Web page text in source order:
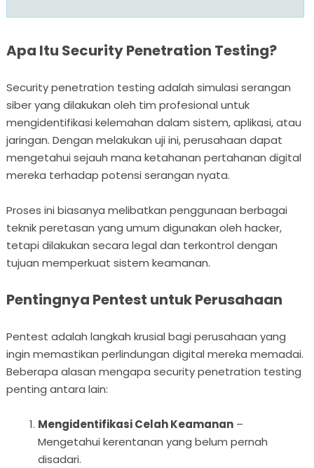
Apa Itu Security Penetration Testing?
Security penetration testing adalah simulasi serangan
siber yang dilakukan oleh tim profesional untuk
mengidentifikasi kelemahan dalam sistem, aplikasi, atau
jaringan. Dengan melakukan uji ini, perusahaan dapat
mengetahui sejauh mana ketahanan pertahanan digital
mereka terhadap potensi serangan nyata.
Proses ini biasanya melibatkan penggunaan berbagai
teknik peretasan yang umum digunakan oleh hacker,
tetapi dilakukan secara legal dan terkontrol dengan
tujuan memperkuat sistem keamanan.
Pentingnya Pentest untuk Perusahaan
Pentest adalah langkah krusial bagi perusahaan yang
ingin memastikan perlindungan digital mereka memadai.
Beberapa alasan mengapa security penetration testing
penting antara lain:
Mengidentifikasi Celah Keamanan–
Mengetahui kerentanan yang belum pernah
disadari.